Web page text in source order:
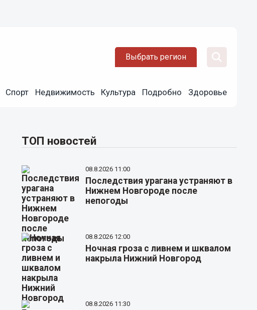
Выбрать регион
Спорт Недвижимость Культура Подробно Здоровье
ТОП новостей
08.8.2026 11:00
Последствия урагана устраняют в
Нижнем Новгороде после
непогоды
08.8.2026 12:00
Ночная гроза с ливнем и шквалом
накрыла Нижний Новгород
08.8.2026 11:30